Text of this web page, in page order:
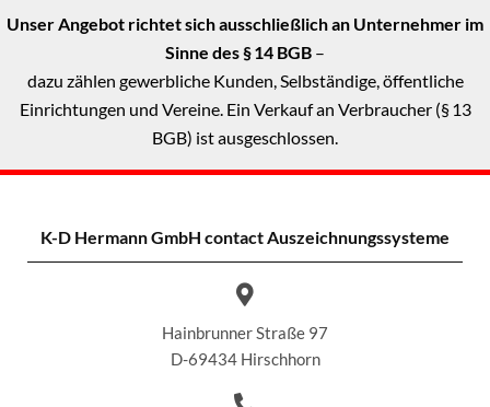
Unser Angebot richtet sich ausschließlich an Unternehmer im
Sinne des § 14 BGB –
dazu zählen gewerbliche Kunden, Selbständige, öffentliche
Einrichtungen und Vereine. Ein Verkauf an Verbraucher (§ 13
BGB) ist ausgeschlossen.
K-D Hermann GmbH contact Auszeichnungssysteme
Hainbrunner Straße 97
D-69434 Hirschhorn